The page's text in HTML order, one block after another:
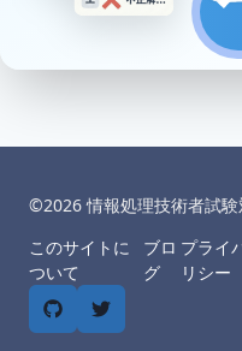
©︎2026情報処理技術者試験
このサイトに
ついて
ブロ
グ
プライ
リシー